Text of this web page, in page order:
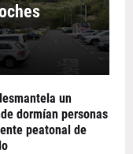
un
dormían personas
peatonal de